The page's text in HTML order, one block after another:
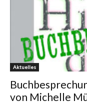
Aktuelles
von Michelle